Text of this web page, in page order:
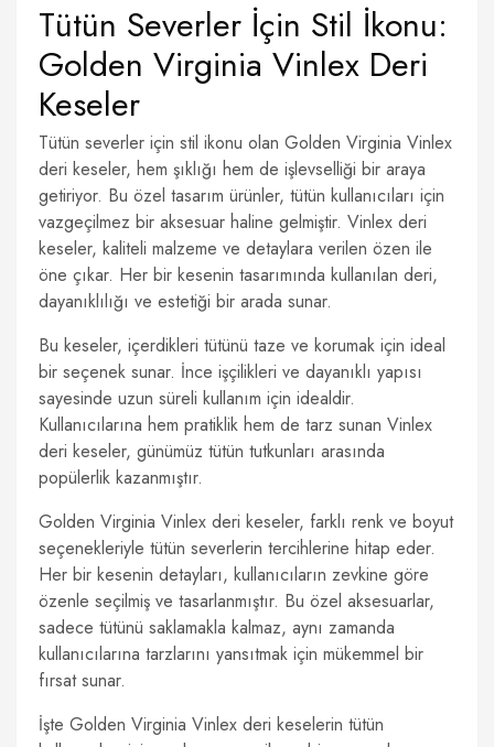
Tütün Severler İçin Stil İkonu:
Golden Virginia Vinlex Deri
Keseler
Tütün severler için stil ikonu olan Golden Virginia Vinlex
deri keseler, hem şıklığı hem de işlevselliği bir araya
getiriyor. Bu özel tasarım ürünler, tütün kullanıcıları için
vazgeçilmez bir aksesuar haline gelmiştir. Vinlex deri
keseler, kaliteli malzeme ve detaylara verilen özen ile
öne çıkar. Her bir kesenin tasarımında kullanılan deri,
dayanıklılığı ve estetiği bir arada sunar.
Bu keseler, içerdikleri tütünü taze ve korumak için ideal
bir seçenek sunar. İnce işçilikleri ve dayanıklı yapısı
sayesinde uzun süreli kullanım için idealdir.
Kullanıcılarına hem pratiklik hem de tarz sunan Vinlex
deri keseler, günümüz tütün tutkunları arasında
popülerlik kazanmıştır.
Golden Virginia Vinlex deri keseler, farklı renk ve boyut
seçenekleriyle tütün severlerin tercihlerine hitap eder.
Her bir kesenin detayları, kullanıcıların zevkine göre
özenle seçilmiş ve tasarlanmıştır. Bu özel aksesuarlar,
sadece tütünü saklamakla kalmaz, aynı zamanda
kullanıcılarına tarzlarını yansıtmak için mükemmel bir
fırsat sunar.
İşte Golden Virginia Vinlex deri keselerin tütün